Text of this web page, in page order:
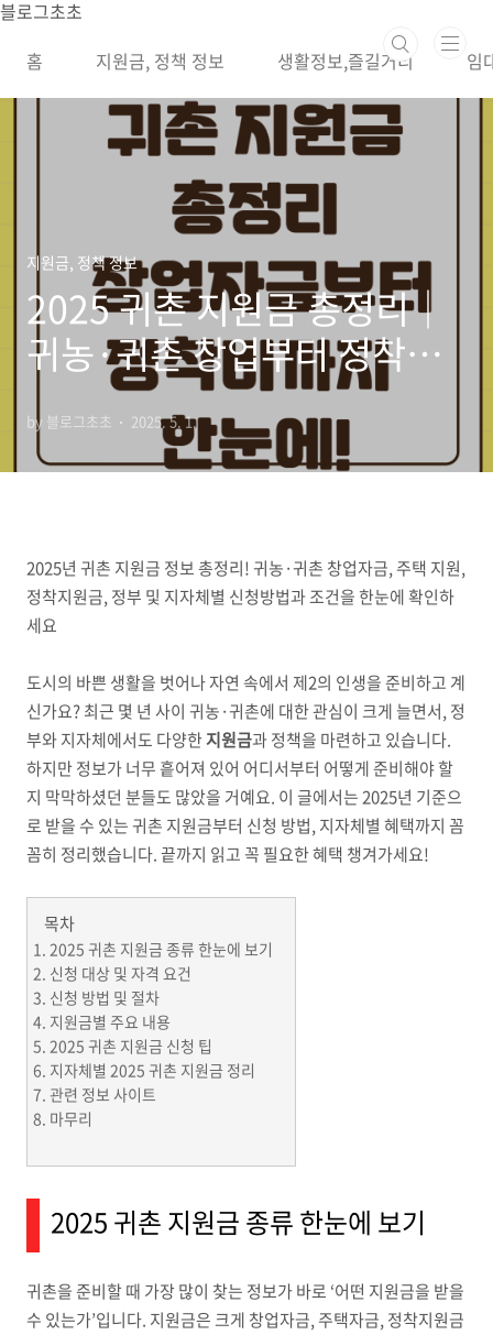
본문 바로가기
블로그초초
홈
지원금, 정책 정보 생활정보,즐길거리 임
지원금, 정책 정보
2025 귀촌 지원금 총정리｜
귀농·귀촌 창업부터 정착지
원금, 지자체별 혜택까지 완
벽 가이드
by 블로그초초 2025. 5. 1.
2025년 귀촌 지원금 정보 총정리! 귀농·귀촌 창업자금, 주택 지원,
정착지원금, 정부 및 지자체별 신청방법과 조건을 한눈에 확인하
세요
도시의 바쁜 생활을 벗어나 자연 속에서 제2의 인생을 준비하고 계
신가요? 최근 몇 년 사이 귀농·귀촌에 대한 관심이 크게 늘면서, 정
부와 지자체에서도 다양한지원금과 정책을 마련하고 있습니다.
하지만 정보가 너무 흩어져 있어 어디서부터 어떻게 준비해야 할
지 막막하셨던 분들도 많았을 거예요. 이 글에서는 2025년 기준으
로 받을 수 있는 귀촌 지원금부터 신청 방법, 지자체별 혜택까지 꼼
꼼히 정리했습니다. 끝까지 읽고 꼭 필요한 혜택 챙겨가세요!
목차
2025 귀촌 지원금 종류 한눈에 보기
신청 대상 및 자격 요건
신청 방법 및 절차
지원금별 주요 내용
2025 귀촌 지원금 신청 팁
지자체별 2025 귀촌 지원금 정리
관련 정보 사이트
마무리
2025 귀촌 지원금 종류 한눈에 보기
귀촌을 준비할 때 가장 많이 찾는 정보가 바로 ‘어떤 지원금을 받을
수 있는가’입니다. 지원금은 크게 창업자금, 주택자금, 정착지원금